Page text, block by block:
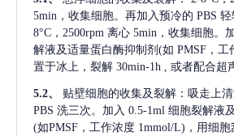
5min，收集细胞。再加入预冷的 PBS
8°C，2500rpm 离心 5min，收集细胞。
解液及适量蛋白酶抑制剂(如 PMSF，工
置于冰上，裂解 30min-1h , 或者配合超
5.2、
贴壁细胞的收集及裂解：吸走上
PBS 洗三次。加入 0.5-1ml 细胞裂解液
(如PMSF，工作浓度 1mmol/L)，用细